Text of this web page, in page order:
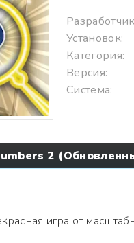
Установок:
Категория:
Версия:
Система:
2
игра от